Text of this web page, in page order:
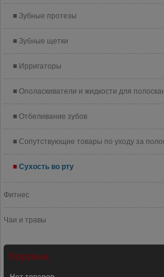
Зубные протезы
Зубные щетки
Ирригаторы
Ополаскиватели и жидкости для
Отбеливание зубов
Сопутствующие товары по уходу за
Сухость во рту
Фитнес
Чаи и травы
Корзина